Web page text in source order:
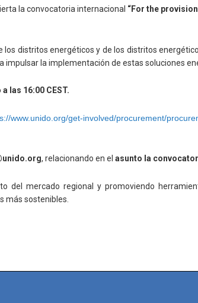
la convocatoria internacional “For the
distritos energéticos y de los distritos
la implementación de estas soluciones
las 16:00 CEST.
www.unido.org/get-involved/procurement/
, relacionando en el asunto la
del mercado regional y promoviendo
más sostenibles.